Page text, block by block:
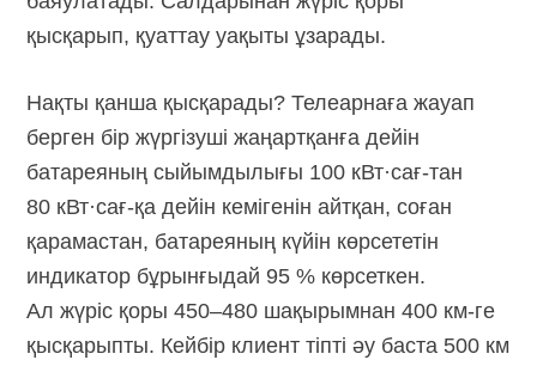
қысқарып, қуаттау уақыты ұзарады.
Нақты қанша қысқарады? Телеарнаға жауап
берген бір жүргізуші жаңартқанға дейін
батареяның сыйымдылығы 100 кВт·сағ-тан
80 кВт·сағ-қа дейін кемігенін айтқан, соған
қарамастан, батареяның күйін көрсететін
индикатор бұрынғыдай 95 % көрсеткен.
Ал жүріс қоры 450–480 шақырымнан400 км-ге
қысқарыпты. Кейбір клиент тіпті әу баста 500 км